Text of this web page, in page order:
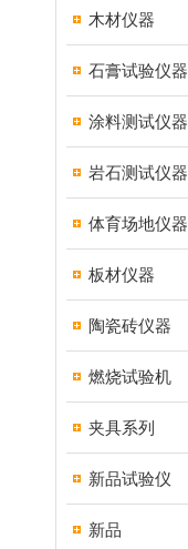
木材仪器
石膏试验仪器
涂料测试仪器
岩石测试仪器
体育场地仪器
板材仪器
陶瓷砖仪器
燃烧试验机
夹具系列
新品试验仪
新品